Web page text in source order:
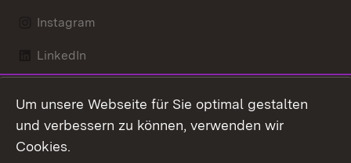
Instagram
LinkedIn
X / Twitter
Youtube
Um unsere Webseite für Sie optimal gestalten
und verbessern zu können, verwenden wir
Cookies.